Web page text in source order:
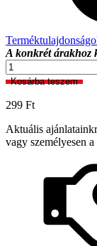
A konkrét árakhoz
Tapétavágó
kés
Kosárba teszem
299 Ft
Aktuális
vagy személyesen